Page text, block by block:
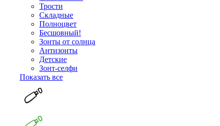
Трости
Складные
Полноцвет
Бесшовный!
Зонты от солнца
Антизонты
Детские
Зонт-селфи
Показать все